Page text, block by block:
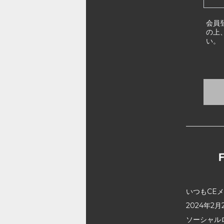
会員
の上
い。
いつもCE
2024年2月
ソーシャ